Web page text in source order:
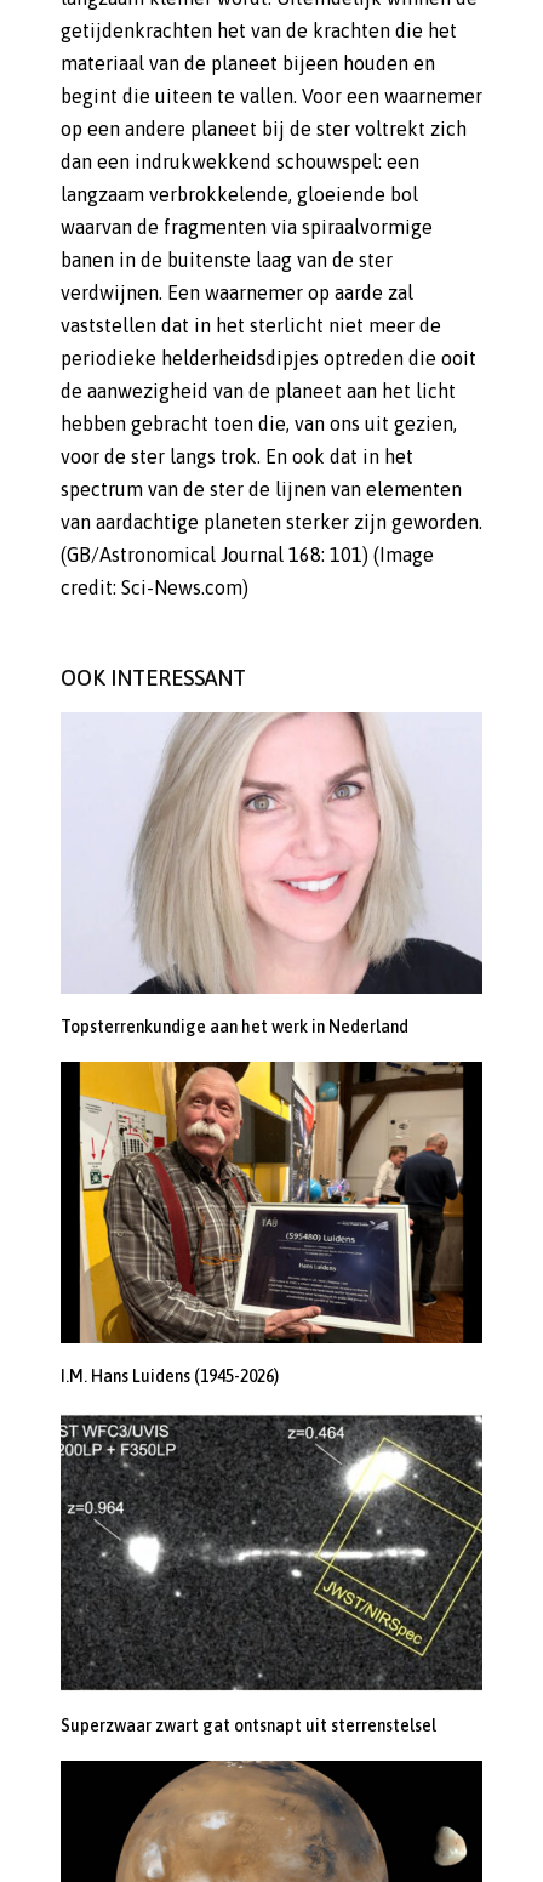
getijdenkrachten het van de krachten die het
materiaal van de planeet bijeen houden en
begint die uiteen te vallen. Voor een waarnemer
op een andere planeet bij de ster voltrekt zich
dan een indrukwekkend schouwspel: een
langzaam verbrokkelende, gloeiende bol
waarvan de fragmenten via spiraalvormige
banen in de buitenste laag van de ster
verdwijnen. Een waarnemer op aarde zal
vaststellen dat in het sterlicht niet meer de
periodieke helderheidsdipjes optreden die ooit
de aanwezigheid van de planeet aan het licht
hebben gebracht toen die, van ons uit gezien,
voor de ster langs trok. En ook dat in het
spectrum van de ster de lijnen van elementen
van aardachtige planeten sterker zijn geworden.
(GB/Astronomical Journal 168: 101) (Image
credit: Sci-News.com)
OOK INTERESSANT
Topsterrenkundige aan het werk in Nederland
I.M. Hans Luidens (1945-2026)
Superzwaar zwart gat ontsnapt uit sterrenstelsel